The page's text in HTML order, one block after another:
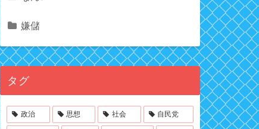
嫌儲
タグ
政治 思想 社会 自民党